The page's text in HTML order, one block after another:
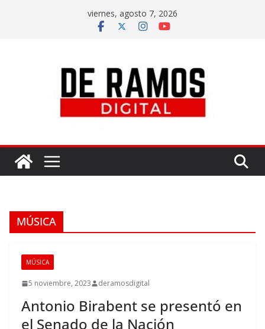
viernes, agosto 7, 2026
MÚSICA
MÚSICA
5 noviembre, 2023 deramosdigital
Antonio Birabent se presentó en
el Senado de la Nación